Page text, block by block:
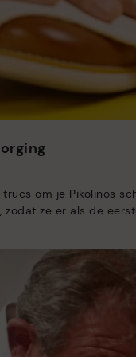
om je Pikolinos
zodat ze er als de